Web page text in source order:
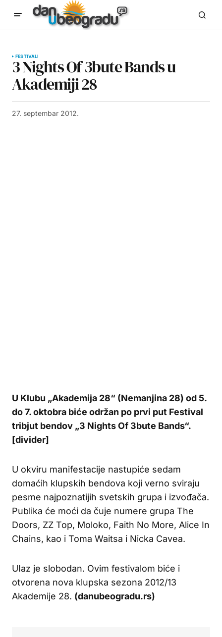
FESTIVALI
3 Nights Of 3bute Bands u
Akademiji 28
27. septembar 2012.
U Klubu „Akademija 28“ (Nemanjina 28) od 5.
do 7. oktobra biće održan po prvi put Festival
tribjut bendov „3 Nights Of 3bute Bands“.
[divider]
U okviru manifestacije nastupiće sedam
domaćih klupskih bendova koji verno sviraju
pesme najpoznatijih svetskih grupa i izvođača.
Publika će moći da čuje numere grupa The
Doors, ZZ Top, Moloko, Faith No More, Alice In
Chains, kao i Toma Waitsa i Nicka Cavea.
UIaz je slobodan. Ovim festivalom biće i
otvorena nova klupska sezona 2012/13
Akademije 28. (danubeogradu.rs)